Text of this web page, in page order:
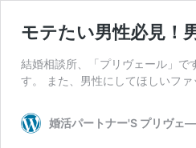
モテたい男性必見！
結婚相談所、「プリヴェール」
す。 また、男性にしてほしいフ
婚活パートナー'S プリヴェ